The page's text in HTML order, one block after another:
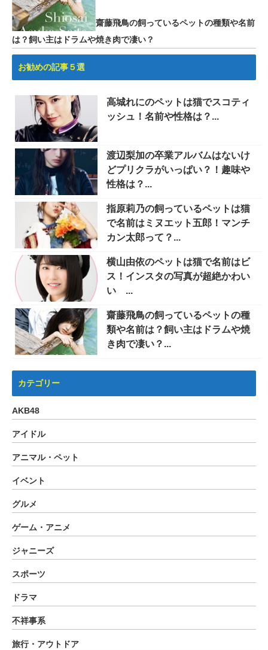
齋藤飛鳥の飼っているペットの種類や名前
は？飼い主はドラムや焼き肉で凄い？
お勧めの記事５選
高城れにのペットは猫でスコティ
ッシュ！名前や性格は？...
渡辺梨加の卒業アルバムはないけ
どプリクラがいっぱい？！趣味や
性格は？...
指原莉乃の飼っているペットは猫
で名前はミヌエット五郎！マンチ
カン太郎って？...
横山由依のペットは猫で名前はビ
ス！インスタの写真が超絶かわい
い ...
齋藤飛鳥の飼っているペットの種
類や名前は？飼い主はドラムや焼
き肉で凄い？...
カテゴリー
AKB48
アイドル
アニマル・ペット
イベント
グルメ
ゲーム・アニメ
ジャニーズ
スポーツ
ドラマ
不祥事系
旅行・アウトドア